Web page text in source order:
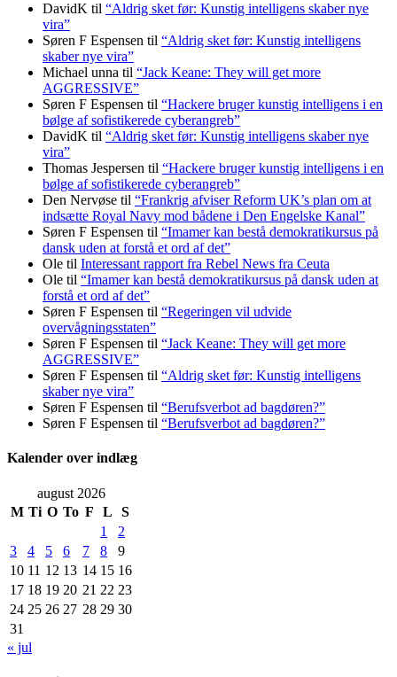
DavidK til “Aldrig sket før: Kunstig intelligens skaber nye
vira”
Søren F Espensen til “Aldrig sket før: Kunstig intelligens
skaber nye vira”
Michael unna til “Jack Keane: They will get more
AGGRESSIVE”
Søren F Espensen til “Hackere bruger kunstig intelligens i en
bølge af sofistikerede cyberangreb”
DavidK til “Aldrig sket før: Kunstig intelligens skaber nye
vira”
Thomas Jespersen til “Hackere bruger kunstig intelligens i en
bølge af sofistikerede cyberangreb”
Den Nervøse til “Frankrig afviser Reform UK’s plan om at
indsætte Royal Navy mod bådene i Den Engelske Kanal”
Søren F Espensen til “Imamer kan bestå demokratikursus på
dansk uden at forstå et ord af det”
Ole til Interessant rapport fra Rebel News fra Ceuta
Ole til “Imamer kan bestå demokratikursus på dansk uden at
forstå et ord af det”
Søren F Espensen til “Regeringen vil udvide
overvågningsstaten”
Søren F Espensen til “Jack Keane: They will get more
AGGRESSIVE”
Søren F Espensen til “Aldrig sket før: Kunstig intelligens
skaber nye vira”
Søren F Espensen til “Berufsverbot ad bagdøren?”
Søren F Espensen til “Berufsverbot ad bagdøren?”
Kalender over indlæg
august 2026
M Ti O To F L
S
1
2
3
4 5 6 7 8
9
10 11 12 13 14 15 16
17 18 19 20 21 22 23
24 25 26 27 28 29 30
31
« jul